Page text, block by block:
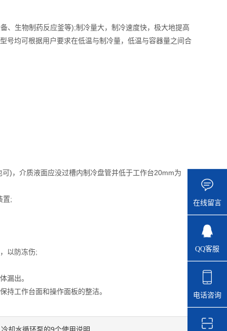
生物制药反应釜等);制冷量大，制冷速度快，极大地提高
号均可根据用户要求在低温与制冷量，低温与容器量之间合
，介质液面应没过槽内制冷盘管并低于工作台20mm为
置;
以防冻伤;
漏出。
工作台面和操作面板的整洁。
在线留言
QQ客服
电话咨询